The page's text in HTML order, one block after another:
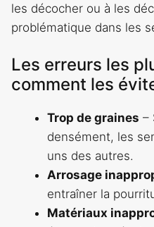
les décocher ou à les
problématique dans les
Les erreurs les
comment les
Trop de graines –
densément, les
uns des autres.
Arrosage
entraîner la
Matériaux